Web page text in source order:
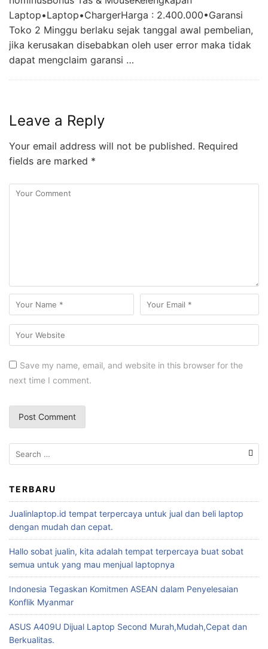
Laptop•Laptop•ChargerHarga : 2.400.000•Garansi
Toko 2 Minggu berlaku sejak tanggal awal pembelian,
jika kerusakan disebabkan oleh user error maka tidak
dapat mengclaim garansi …
Leave a Reply
Your email address will not be published. Required
fields are marked *
Save my name, email, and website in this browser for the
next time I comment.
TERBARU
Jualinlaptop.id tempat terpercaya untuk jual dan beli laptop
dengan mudah dan cepat.
Hallo sobat jualin, kita adalah tempat terpercaya buat sobat
semua untuk yang mau menjual laptopnya
Indonesia Tegaskan Komitmen ASEAN dalam Penyelesaian
Konflik Myanmar
ASUS A409U Dijual Laptop Second Murah,Mudah,Cepat dan
Berkualitas.